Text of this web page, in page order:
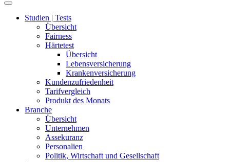
Studien | Tests
Übersicht
Fairness
Härtetest
Übersicht
Lebensversicherung
Krankenversicherung
Kundenzufriedenheit
Tarifvergleich
Produkt des Monats
Branche
Übersicht
Unternehmen
Assekuranz
Personalien
Politik, Wirtschaft und Gesellschaft